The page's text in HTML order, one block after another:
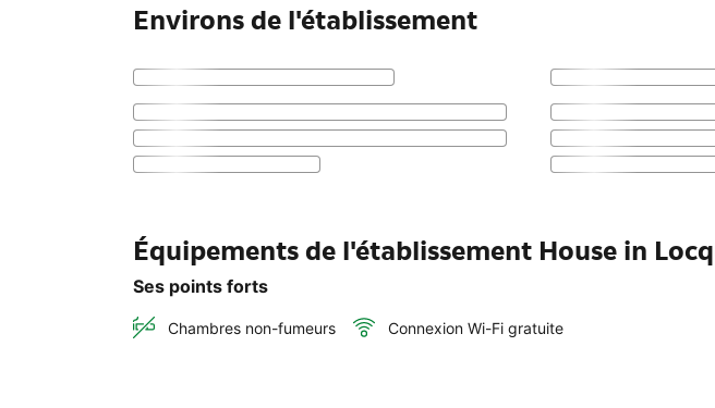
Environs de l'établissement
Équipements de l'établissement House in
Ses points forts
Chambres non-fumeurs Connexion Wi-Fi gratuite